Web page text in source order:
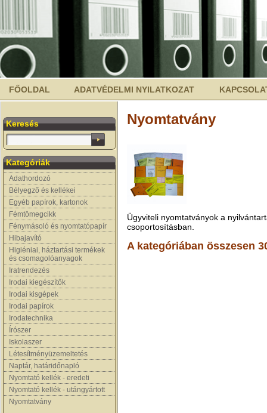
FŐOLDAL ADATVÉDELMI NYILATKOZAT
Keresés
Kategóriák
Adathordozó
Bélyegző és kellékei
Egyéb papírok, kartonok
Fémtömegcikk
Fénymásoló és nyomtatópapír
Hibajavító
Higiéniai, háztartási termékek
és csomagolóanyagok
Iratrendezés
Irodai kiegészítők
Irodai kisgépek
Irodai papírok
Irodatechnika
Írószer
Iskolaszer
Létesítményüzemeltetés
Naptár, határidőnapló
Nyomtató kellék - eredeti
Nyomtató kellék - utángyártott
Nyomtatvány
Nyomtatvány
Ügyviteli nyomtatványok a
csoportosításban.
A kategóriában összesen